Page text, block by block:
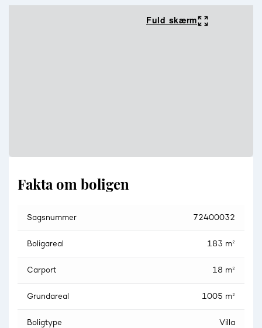
Fuld skærm
Fakta om boligen
Sagsnummer 72400032
Boligareal 183 m²
Carport 18 m²
Grundareal 1005 m²
Boligtype Villa